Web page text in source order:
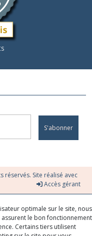
S'abonner
réservés. Site réalisé avec
Accès gérant
optimale sur le site, nous
le bon fonctionnement
Certains tiers utilisent